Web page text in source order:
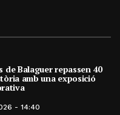
de Balaguer repassen 40
amb una exposició
- 14:40